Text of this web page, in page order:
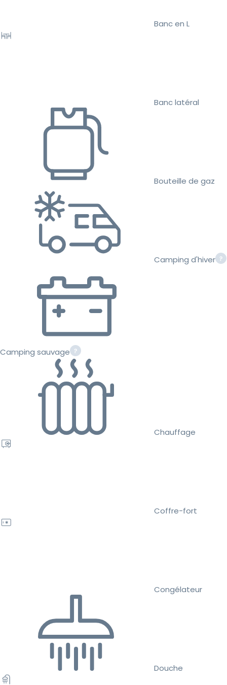
Banc en L
Banc latéral
Bouteille de gaz
Camping d'hiver
Camping sauvage
Chauffage
Coffre-fort
Congélateur
Douche